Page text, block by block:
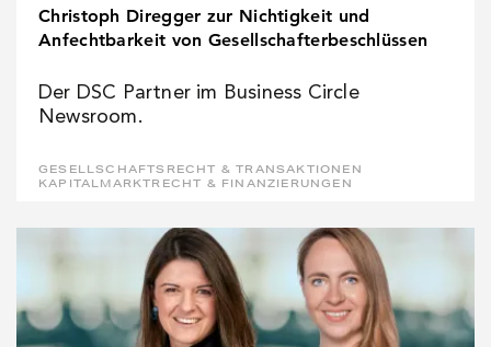
Christoph Diregger zur Nichtigkeit und
Anfechtbarkeit von Gesellschafterbeschlüssen
Der DSC Partner im Business Circle
Newsroom.
GESELLSCHAFTSRECHT & TRANSAKTIONEN
KAPITALMARKTRECHT & FINANZIERUNGEN